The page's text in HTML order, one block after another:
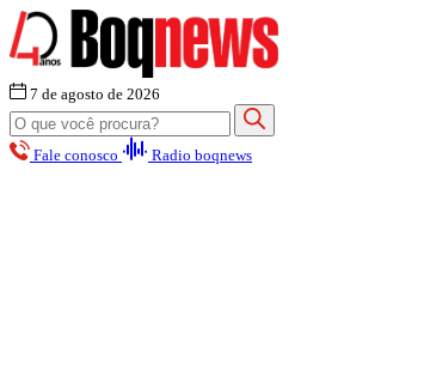
7 de agosto de 2026
Fale conosco Radio boqnews